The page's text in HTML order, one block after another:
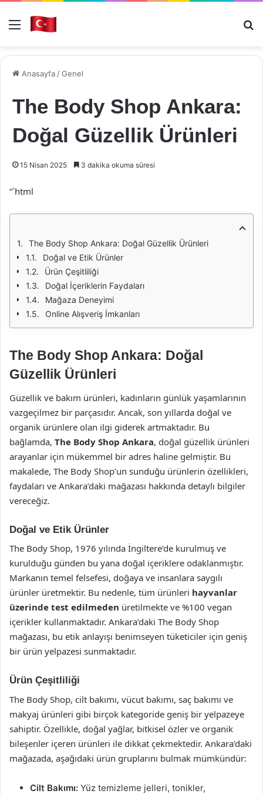
Menü
Anasayfa /Genel
The Body Shop Ankara:
Doğal Güzellik Ürünleri
15 Nisan 2025 3 dakika okuma süresi
“`html
The Body Shop Ankara: Doğal Güzellik Ürünleri
Doğal ve Etik Ürünler
Ürün Çeşitliliği
Doğal İçeriklerin Faydaları
Mağaza Deneyimi
Online Alışveriş İmkanları
The Body Shop Ankara: Doğal
Güzellik Ürünleri
Güzellik ve bakım ürünleri, kadınların günlük yaşamlarının
vazgeçilmez bir parçasıdır. Ancak, son yıllarda doğal ve
organik ürünlere olan ilgi giderek artmaktadır. Bu
bağlamda, The Body Shop Ankara, doğal güzellik ürünleri
arayanlar için mükemmel bir adres haline gelmiştir. Bu
makalede, The Body Shop’un sunduğu ürünlerin özellikleri,
faydaları ve Ankara’daki mağazası hakkında detaylı bilgiler
vereceğiz.
Doğal ve Etik Ürünler
The Body Shop, 1976 yılında İngiltere’de kurulmuş ve
kurulduğu günden bu yana doğal içeriklere odaklanmıştır.
Markanın temel felsefesi, doğaya ve insanlara saygılı
ürünler üretmektir. Bu nedenle, tüm ürünleri hayvanlar
üzerinde test edilmeden üretilmekte ve %100 vegan
içerikler kullanmaktadır. Ankara’daki The Body Shop
mağazası, bu etik anlayışı benimseyen tüketiciler için geniş
bir ürün yelpazesi sunmaktadır.
Ürün Çeşitliliği
The Body Shop, cilt bakımı, vücut bakımı, saç bakımı ve
makyaj ürünleri gibi birçok kategoride geniş bir yelpazeye
sahiptir. Özellikle, doğal yağlar, bitkisel özler ve organik
bileşenler içeren ürünleri ile dikkat çekmektedir. Ankara’daki
mağazada, aşağıdaki ürün gruplarını bulmak mümkündür:
Cilt Bakımı: Yüz temizleme jelleri, tonikler,